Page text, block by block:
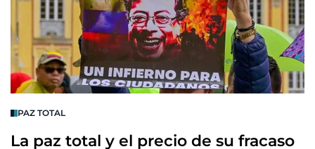
PAZ TOTAL
La paz total y el precio de su fracaso